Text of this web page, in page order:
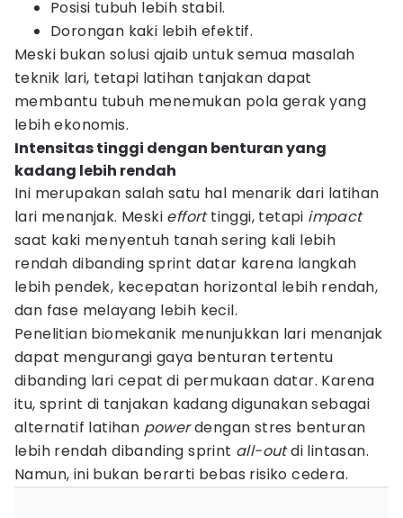
Posisi tubuh lebih stabil.
Dorongan kaki lebih efektif.
Meski bukan solusi ajaib untuk semua masalah
teknik lari, tetapi latihan tanjakan dapat
membantu tubuh menemukan pola gerak yang
lebih ekonomis.
Intensitas tinggi dengan benturan yang
kadang lebih rendah
Ini merupakan salah satu hal menarik dari latihan
lari menanjak. Meski efforttinggi, tetapi impact
saat kaki menyentuh tanah sering kali lebih
rendah dibanding sprint datar karena langkah
lebih pendek, kecepatan horizontal lebih rendah,
dan fase melayang lebih kecil.
Penelitian biomekanik menunjukkan lari menanjak
dapat mengurangi gaya benturan tertentu
dibanding lari cepat di permukaan datar. Karena
itu, sprint di tanjakan kadang digunakan sebagai
alternatif latihan powerdengan stres benturan
lebih rendah dibanding sprint all-outdi lintasan.
Namun, ini bukan berarti bebas risiko cedera.